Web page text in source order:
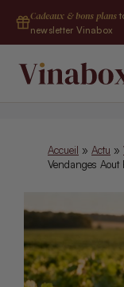
contenu
Cadeaux & bons plans
newsletter Vinabox
Accueil » Actu »
Vendanges Aout